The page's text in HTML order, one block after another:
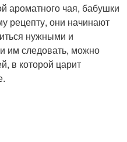
ароматного чая, бабушки
рецепту, они начинают
нужными и
им следовать, можно
в которой царит